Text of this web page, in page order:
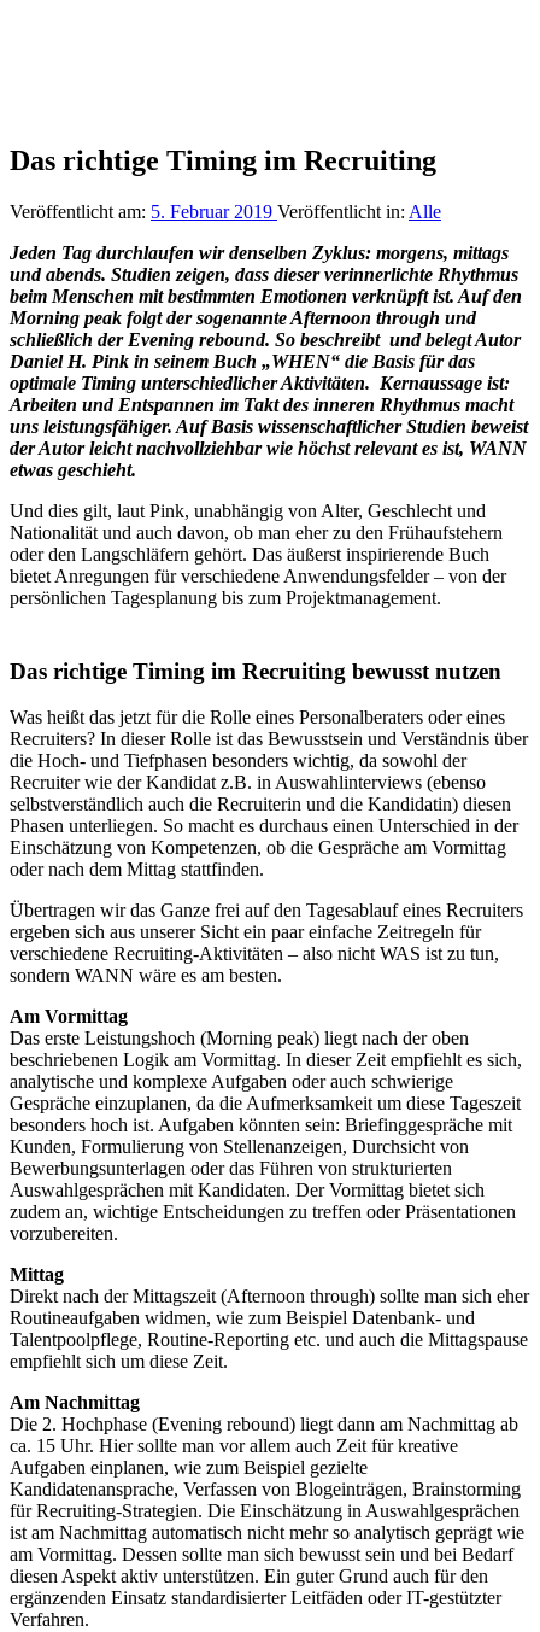
Das richtige Timing im Recruiting
Veröffentlicht am: 5. Februar 2019 Veröffentlicht in: Alle
Jeden Tag durchlaufen wir denselben Zyklus: morgens, mittags
und abends. Studien zeigen, dass dieser verinnerlichte Rhythmus
beim Menschen mit bestimmten Emotionen verknüpft ist. Auf den
Morning peak folgt der sogenannte Afternoon through und
schließlich der Evening rebound. So beschreibt und belegt Autor
Daniel H. Pink in seinem Buch „WHEN“ die Basis für das
optimale Timing unterschiedlicher Aktivitäten. Kernaussage ist:
Arbeiten und Entspannen im Takt des inneren Rhythmus macht
uns leistungsfähiger. Auf Basis wissenschaftlicher Studien beweist
der Autor leicht nachvollziehbar wie höchst relevant es ist, WANN
etwas geschieht.
Und dies gilt, laut Pink, unabhängig von Alter, Geschlecht und
Nationalität und auch davon, ob man eher zu den Frühaufstehern
oder den Langschläfern gehört. Das äußerst inspirierende Buch
bietet Anregungen für verschiedene Anwendungsfelder – von der
persönlichen Tagesplanung bis zum Projektmanagement.
Das richtige Timing im Recruiting bewusst nutzen
Was heißt das jetzt für die Rolle eines Personalberaters oder eines
Recruiters? In dieser Rolle ist das Bewusstsein und Verständnis über
die Hoch- und Tiefphasen besonders wichtig, da sowohl der
Recruiter wie der Kandidat z.B. in Auswahlinterviews (ebenso
selbstverständlich auch die Recruiterin und die Kandidatin) diesen
Phasen unterliegen. So macht es durchaus einen Unterschied in der
Einschätzung von Kompetenzen, ob die Gespräche am Vormittag
oder nach dem Mittag stattfinden.
Übertragen wir das Ganze frei auf den Tagesablauf eines Recruiters
ergeben sich aus unserer Sicht ein paar einfache Zeitregeln für
verschiedene Recruiting-Aktivitäten – also nicht WAS ist zu tun,
sondern WANN wäre es am besten.
Am Vormittag
Das erste Leistungshoch (Morning peak) liegt nach der oben
beschriebenen Logik am Vormittag. In dieser Zeit empfiehlt es sich,
analytische und komplexe Aufgaben oder auch schwierige
Gespräche einzuplanen, da die Aufmerksamkeit um diese Tageszeit
besonders hoch ist. Aufgaben könnten sein: Briefinggespräche mit
Kunden, Formulierung von Stellenanzeigen, Durchsicht von
Bewerbungsunterlagen oder das Führen von strukturierten
Auswahlgesprächen mit Kandidaten. Der Vormittag bietet sich
zudem an, wichtige Entscheidungen zu treffen oder Präsentationen
vorzubereiten.
Mittag
Direkt nach der Mittagszeit (Afternoon through) sollte man sich eher
Routineaufgaben widmen, wie zum Beispiel Datenbank- und
Talentpoolpflege, Routine-Reporting etc. und auch die Mittagspause
empfiehlt sich um diese Zeit.
Am Nachmittag
Die 2. Hochphase (Evening rebound) liegt dann am Nachmittag ab
ca. 15 Uhr. Hier sollte man vor allem auch Zeit für kreative
Aufgaben einplanen, wie zum Beispiel gezielte
Kandidatenansprache, Verfassen von Blogeinträgen, Brainstorming
für Recruiting-Strategien. Die Einschätzung in Auswahlgesprächen
ist am Nachmittag automatisch nicht mehr so analytisch geprägt wie
am Vormittag. Dessen sollte man sich bewusst sein und bei Bedarf
diesen Aspekt aktiv unterstützen. Ein guter Grund auch für den
ergänzenden Einsatz standardisierter Leitfäden oder IT-gestützter
Verfahren.